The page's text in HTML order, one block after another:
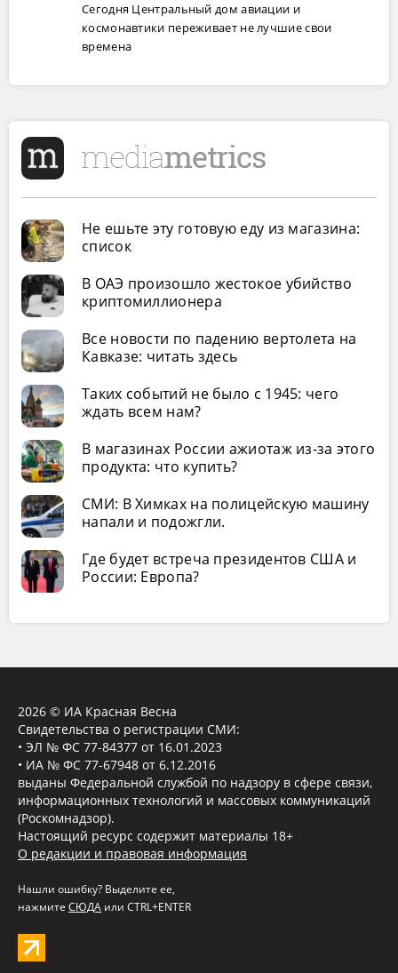
Сегодня Центральный дом авиации и
космонавтики переживает не лучшие свои
времена
Не ешьте эту готовую еду из магазина:
список
В ОАЭ произошло жестокое убийство
криптомиллионера
Все новости по падению вертолета на
Кавказе: читать здесь
Таких событий не было с 1945: чего
ждать всем нам?
В магазинах России ажиотаж из-за этого
продукта: что купить?
СМИ: В Химках на полицейскую машину
напали и подожгли.
Где будет встреча президентов США и
России: Европа?
2026 © ИА Красная Весна
Свидетельства о регистрации СМИ:
• ЭЛ № ФС 77-84377 от 16.01.2023
• ИА № ФС 77-67948 от 6.12.2016
выданы Федеральной службой по надзору в сфере связи,
информационных технологий и массовых коммуникаций
(Роскомнадзор).
Настоящий ресурс содержит материалы 18+
О редакции и правовая информация
Нашли ошибку? Выделите ее,
нажмите СЮДА или CTRL+ENTER